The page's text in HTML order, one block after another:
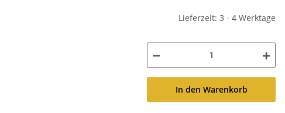
Lieferzeit: 3 - 4 Werktage
In den Warenkorb